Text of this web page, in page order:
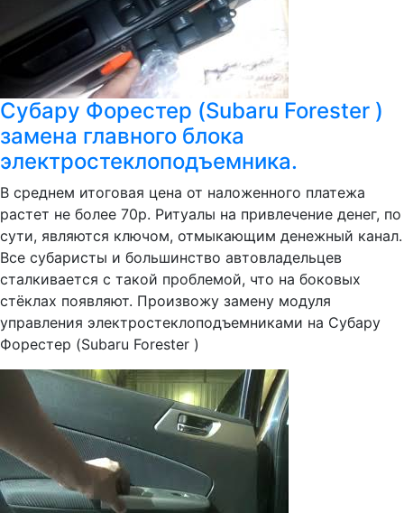
Субару Форестер (Subaru Forester )
замена главного блока
электростеклоподъемника.
В среднем итоговая цена от наложенного платежа
растет не более 70р. Ритуалы на привлечение денег, по
сути, являются ключом, отмыкающим денежный канал.
Все субаристы и большинство автовладельцев
сталкивается c такой проблемой, что на боковых
стёклах появляют. Произвожу замену модуля
управления электростеклоподъемниками на Субару
Форестер (Subaru Forester )